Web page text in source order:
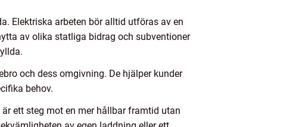
Elektriska arbeten bör alltid utföras av en
av olika statliga bidrag och subventioner
och dess omgivning. De hjälper kunder
behov.
ett steg mot en mer hållbar framtid utan